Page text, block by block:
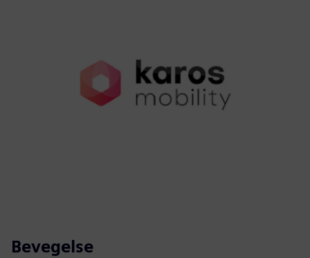
Bevegelse